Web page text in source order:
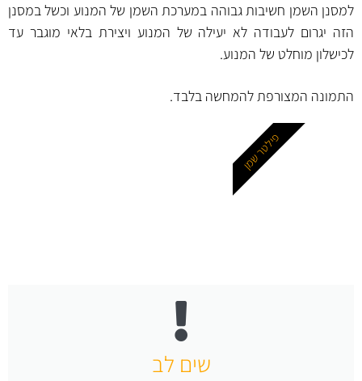
למסנן השמן חשיבות גבוהה במערכת השמן של המנוע וכשל במסנן
הזה יגרום לעבודה לא יעילה של המנוע ויצירת בלאי מוגבר עד
לכישלון מוחלט של המנוע.
התמונה המצורפת להמחשה בלבד.
שים לב
פילטר שמן